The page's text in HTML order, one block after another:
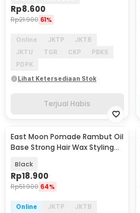
Rp8.600
Rp21.900 61%
Online JKTP
JKTB
JKTU
TGR CKP
PBKS
PDPK
Lihat Ketersediaan Stok
Terjual Habis
East Moon Pomade Rambut Oil
Base Strong Hair Wax Styling
Black
Rp18.900
Rp51.900 64%
Online JKTP
JKTB